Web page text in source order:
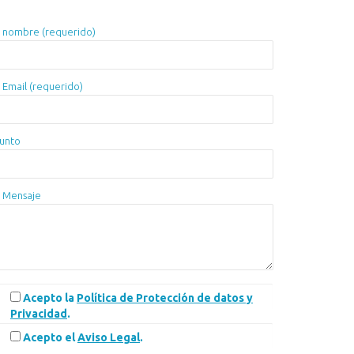
nombre (requerido)
Email (requerido)
Mensaje
Acepto la Política de Protección de datos y
Privacidad .
Acepto elAviso Legal.